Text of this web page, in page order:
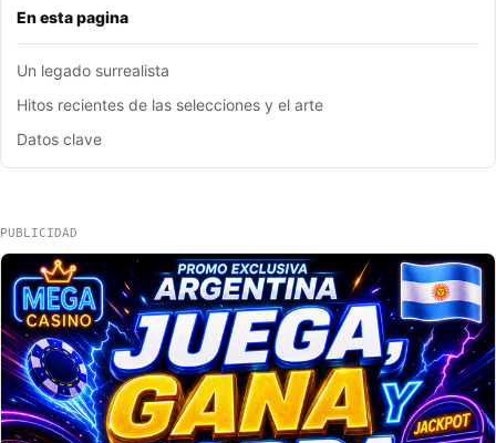
En esta pagina
Un legado surrealista
Hitos recientes de las selecciones y el arte
Datos clave
PUBLICIDAD